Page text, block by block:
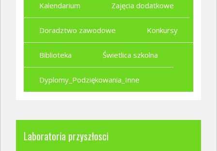
Kalendarium Zajęcia dodatkowe
Doradztwo zawodowe Konkursy
Biblioteka Świetlica szkolna
Dyplomy_Podziękowania_Inne
Laboratoria przyszłosci